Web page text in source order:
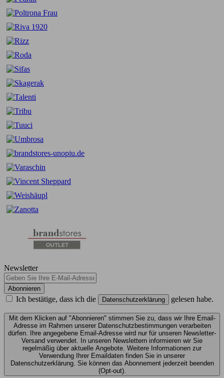
Newsletter
Abonnieren
Ich bestätige, dass ich die Datenschutzerklärung gelesen habe.
Mit dem Klicken auf "Abonnieren" stimmen Sie zu, dass wir Ihre Email-
Adresse im Rahmen unserer Datenschutzbestimmungen verarbeiten
dürfen. Ihre angegebene Email-Adresse wird nur für unseren Newsletter-
Versand verwendet. In unseren Newslettern informieren wir Sie
regelmäßig über aktuelle Angebote. Weitere Informationen zur
Verwendung Ihrer Emaildaten finden Sie in unserer
Datenschutzerklärung. Sie können das Abonnement jederzeit beenden
(Opt-out).